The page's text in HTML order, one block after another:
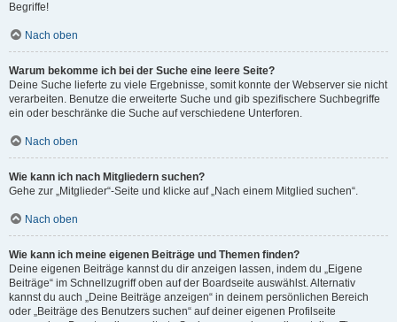
Begriffe!
Nach oben
Warum bekomme ich bei der Suche eine leere Seite?
Deine Suche lieferte zu viele Ergebnisse, somit konnte der Webserver sie nicht
verarbeiten. Benutze die erweiterte Suche und gib spezifischere Suchbegriffe
ein oder beschränke die Suche auf verschiedene Unterforen.
Nach oben
Wie kann ich nach Mitgliedern suchen?
Gehe zur „Mitglieder“-Seite und klicke auf „Nach einem Mitglied suchen“.
Nach oben
Wie kann ich meine eigenen Beiträge und Themen finden?
Deine eigenen Beiträge kannst du dir anzeigen lassen, indem du „Eigene
Beiträge“ im Schnellzugriff oben auf der Boardseite auswählst. Alternativ
kannst du auch „Deine Beiträge anzeigen“ in deinem persönlichen Bereich
oder „Beiträge des Benutzers suchen“ auf deiner eigenen Profilseite